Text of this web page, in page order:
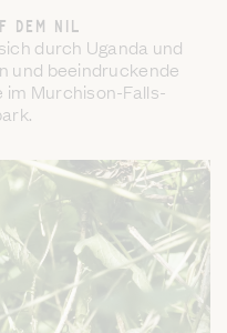
DEM NIL
durch Uganda und
und beeindruckende
im Murchison-Falls-